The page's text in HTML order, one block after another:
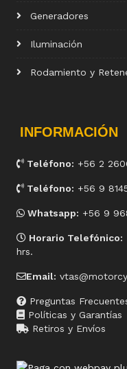
Generadores
Iluminación
Rodamiento y
INFORMACIÓN
Teléfono: +56 2
Teléfono: +56 9
Whatsapp: +56 9
Horario Telefónico:
hrs.
Email:
Preguntas
Políticas y Garantías
Retiros y Envíos